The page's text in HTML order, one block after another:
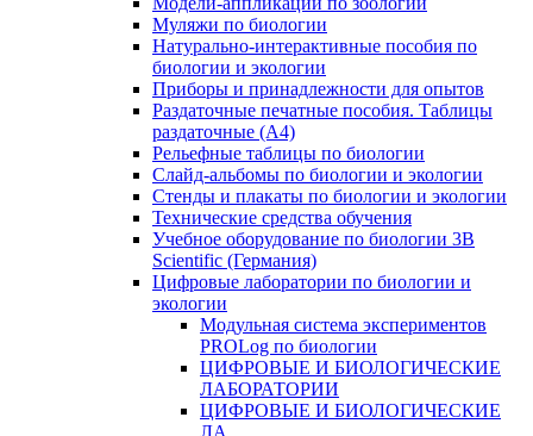
Муляжи по биологии
Натурально-интерактивные пособия по
биологии и экологии
Приборы и принадлежности для опытов
Раздаточные печатные пособия. Таблицы
раздаточные (А4)
Рельефные таблицы по биологии
Слайд-альбомы по биологии и экологии
Стенды и плакаты по биологии и экологии
Технические средства обучения
Учебное оборудование по биологии 3B
Scientific (Германия)
Цифровые лаборатории по биологии и
экологии
Модульная система экспериментов
PROLog по биологии
ЦИФРОВЫЕ И БИОЛОГИЧЕСКИЕ
ЛАБОРАТОРИИ
ЦИФРОВЫЕ И БИОЛОГИЧЕСКИЕ
ЛА